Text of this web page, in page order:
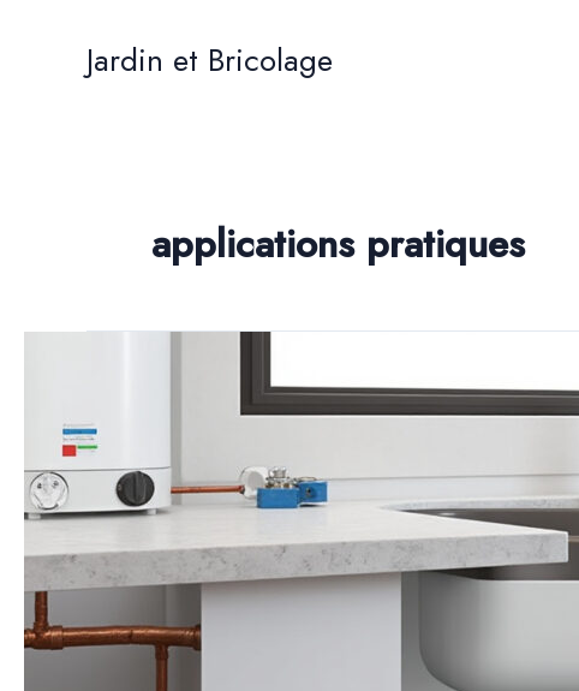
Jardin et Bricolage
applications pratiques